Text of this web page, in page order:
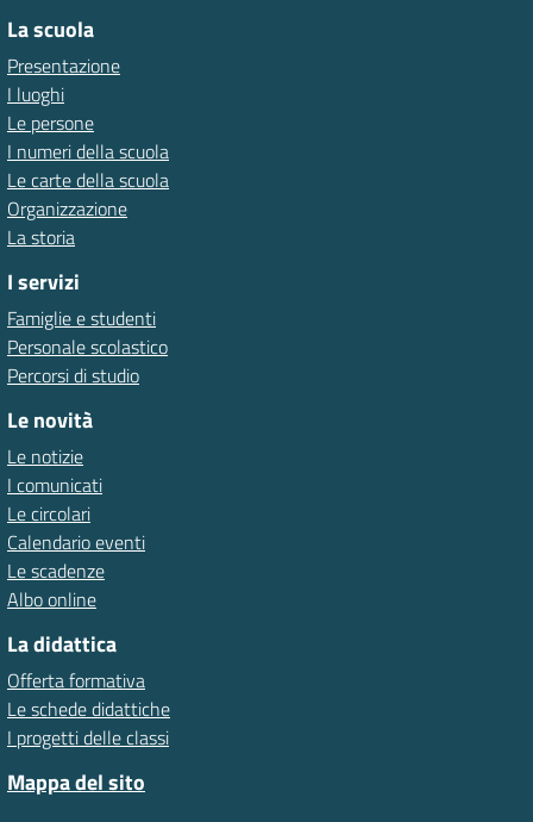
La scuola
Presentazione
I luoghi
Le persone
I numeri della scuola
Le carte della scuola
Organizzazione
La storia
I servizi
Famiglie e studenti
Personale scolastico
Percorsi di studio
Le novità
Le notizie
I comunicati
Le circolari
Calendario eventi
Le scadenze
Albo online
La didattica
Offerta formativa
Le schede didattiche
I progetti delle classi
Mappa del sito